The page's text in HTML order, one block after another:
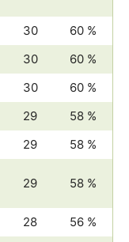
30
60 %
30
60 %
30
60 %
29
58 %
29 58 %
29 58 %
28 56 %